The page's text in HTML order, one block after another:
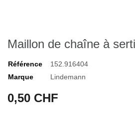
Maillon de chaîne à
Référence
152.916404
Marque
Lindemann
0,50 CHF